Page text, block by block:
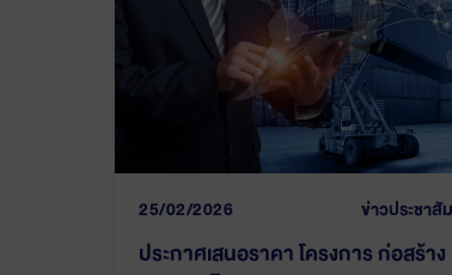
25/02/2026 ข่าวประชา
ประกาศเสนอราคา โครงการ ก่อสร้าง